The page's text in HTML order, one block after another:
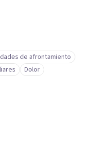
de afrontamiento
Dolor